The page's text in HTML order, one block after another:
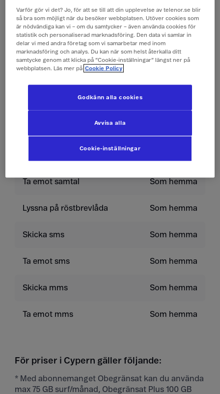
Företagspriser i Cypern
Alla priser är exklusive moms.
Surfa Som hemma*
Ringa till land utanför
Ta emot samtal Som hemma
Lyssna på röstbrevlåda Som hemma
Skicka sms Som hemma
Ta emot sms Som hemma
Skicka mms Som hemma
Ta emot mms Som hemma
För priser i Cypern gäller följande:
* Med abonnemanget Obegränsat kan du använda
max 75 GB surf/månad, Obegränsat Plus 100 GB
Varför gör vi det? Jo, för att se till att din upplevelse av telenor.se blir
så bra som möjligt när du besöker webbplatsen. Utöver cookies som
är nödvändiga kan vi – om du samtycker – även använda cookies för
statistik och personaliserad marknadsföring. Den data vi samlar in
delar vi med andra företag som vi samarbetar med inom
marknadsföring och analys. Du kan när som helst återkalla ditt
samtycke genom att klicka på ”Cookie-inställningar” längst ner på
webbplatsen. Läs mer på Cookie Policy
Cookie-inställningar
Avvisa alla
Godkänn alla cookies